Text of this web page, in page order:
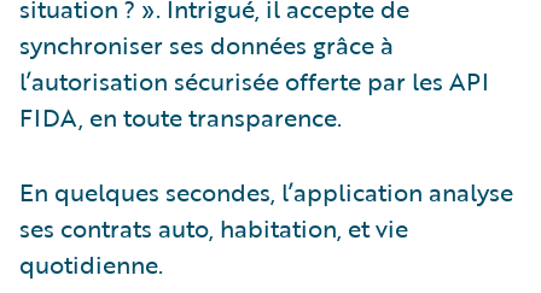
situation ? ». Intrigué, il accepte de
synchroniser ses données grâce à
l’autorisation sécurisée offerte par les API
FIDA, en toute transparence.
En quelques secondes, l’application analyse
ses contrats auto, habitation, et vie
quotidienne.